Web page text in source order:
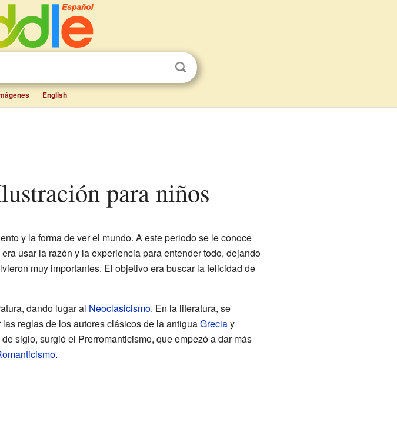
English
para niños
y la forma de ver el mundo. A este periodo se le conoce
usar la razón y la experiencia para entender todo, dejando
muy importantes. El objetivo era buscar la felicidad de
dando lugar al Neoclasicismo. En la literatura, se
reglas de los autores clásicos de la antiguaGreciay
siglo, surgió el Prerromanticismo, que empezó a dar más
.